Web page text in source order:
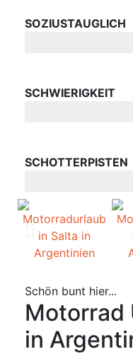
SOZIUSTAUGLICH
SCHWIERIGKEIT
SCHOTTERPISTEN
Schön bunt hier...
Motorrad
in